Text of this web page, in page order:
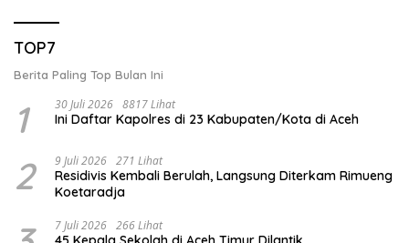
TOP7
Berita Paling Top Bulan Ini
1 30 Juli 2026 8817 Lihat
Ini Daftar Kapolres di 23 Kabupaten/Kota di Aceh
2 9 Juli 2026 271 Lihat
Residivis Kembali Berulah, Langsung Diterkam Rimueng
Koetaradja
7 Juli 2026 266 Lihat